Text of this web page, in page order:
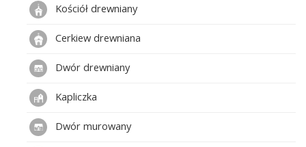
Kościół drewniany
Cerkiew drewniana
Dwór drewniany
Kapliczka
Dwór murowany